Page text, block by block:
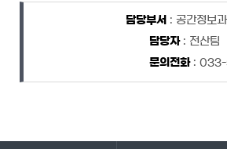
담당자 정보
담당부서 : 공간정보과
담당자: 전산팀
문의전화: 033-